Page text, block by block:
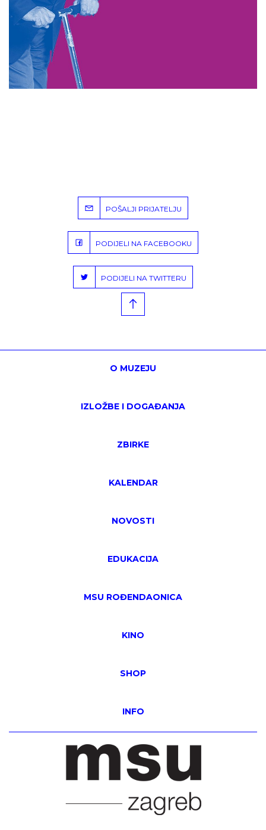
POŠALJI PRIJATELJU
PODIJELI NA FACEBOOKU
PODIJELI NA TWITTERU
O MUZEJU
IZLOŽBE I DOGAĐANJA
ZBIRKE
KALENDAR
NOVOSTI
EDUKACIJA
MSU ROĐENDAONICA
KINO
SHOP
INFO